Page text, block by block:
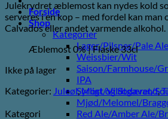
Forside
Shop
Kategorier
Lager/Pilsner/Pale
Weissbier/Wit
Saison/Farmhouse/
IPA
Syrligt/Vildtgæret/
Mjød/Melomel/
Red Ale/Amber Ale/
pris
var:
35,00 kr..
pris
er:
20,00 kr..
Julekrydret æblemost kan nydes kold
serveres i en kop – med fordel kan man
Calvados eller andet varmende alkohol.
Æblemost 0% | Flaske 33cl
Ikke på lager
Kategorier: Juleøl,Most og Sodavand,
Kategori